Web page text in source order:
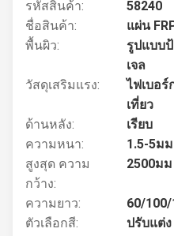
รหัสสินค้า:
58240
ชื่อสินค้า:
แผ่น
พื้นผิว:
รูปแบบ
เจล
วัสดุเสริมแรง:
ไฟเบอ
เที่ยว
ด้านหลัง:
เรียบ
ความหนา:
1.5-5มม
สูงสุด ความ
กว้าง:
2500มม
ความยาว:
60/
ตัวเลือกสี:
ปรับแต่ง